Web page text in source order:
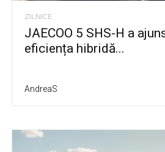
ZILNICE
JAECOO 5 SHS-H a
eficiența hibridă...
AndreaS